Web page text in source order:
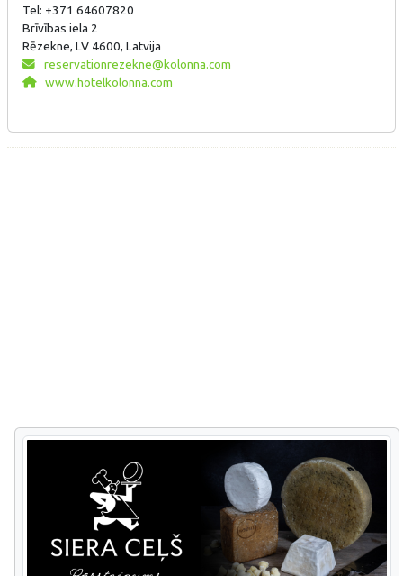
Tel: +371 64607820
Brīvības iela 2
Rēzekne, LV 4600, Latvija
reservationrezekne@kolonna.com
www.hotelkolonna.com